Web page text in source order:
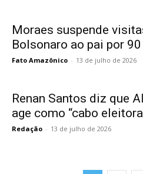
Moraes suspende
Bolsonaro ao pai por
Fato Amazônico - 13 de julho de 2026
Renan Santos diz que
age como “cabo
Redação - 13 de julho de 2026